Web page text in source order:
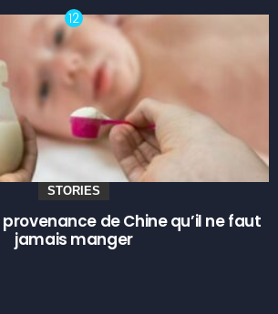
STORIES
de Chine qu’il ne faut
jamais manger